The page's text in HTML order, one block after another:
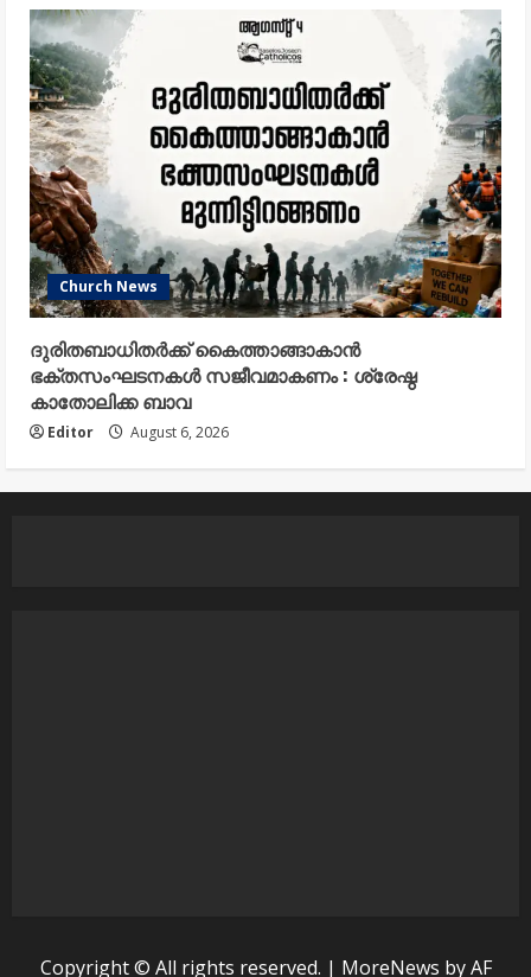
Church News
ദുരിതബാധിതർക്ക് കൈത്താങ്ങാകാൻ
ഭക്തസംഘടനകൾ സജീവമാകണം : ശ്രേഷ്ഠ
കാതോലിക്ക ബാവ
Editor August 6, 2026
Copyright © All rights reserved. | MoreNews by AF